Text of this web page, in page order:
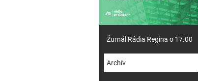
Žurnál Rádia Regina o 17.00
Archív